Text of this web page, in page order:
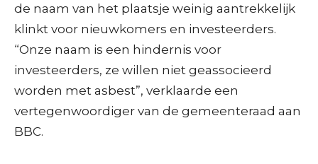
de naam van het plaatsje weinig aantrekkelijk
klinkt voor nieuwkomers en investeerders.
“Onze naam is een hindernis voor
investeerders, ze willen niet geassocieerd
worden met asbest”, verklaarde een
vertegenwoordiger van de gemeenteraad aan
BBC.